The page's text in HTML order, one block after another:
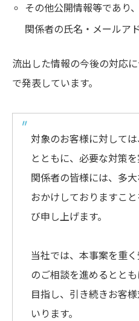
その他公開情報等であり
関係者の氏名・メールア
流出した情報の今後の対応
で発表しています。
対象のお客様に対して
とともに、必要な対策を
関係者の皆様には、多
おかけしておりますこ
び申し上げます。
当社では、本事案を重
のご相談を進めるとと
目指し、引き続きお客
いります。